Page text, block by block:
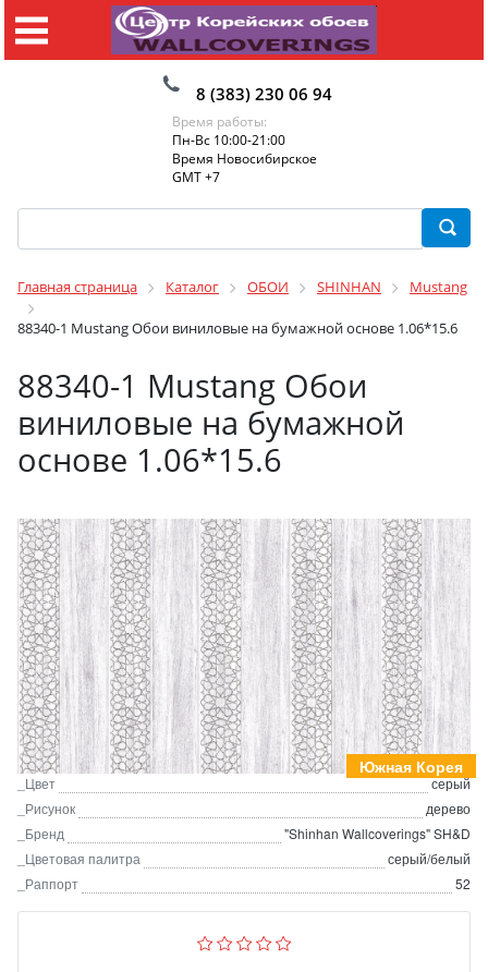
8 (383) 230 06 94
Время работы:
Пн-Вс 10:00-21:00
Время Новосибирское
GMT +7
Главная страница Каталог ОБОИ SHINHAN Mustang
88340-1 Mustang Обои виниловые на бумажной основе 1.06*15.6
88340-1 Mustang Обои
виниловые на бумажной
основе 1.06*15.6
Южная Корея
_Цвет
серый
_Рисунок
дерево
_Бренд
"Shinhan Wallcoverings" SH&D
_Цветовая палитра
серый/белый
_Раппорт
52